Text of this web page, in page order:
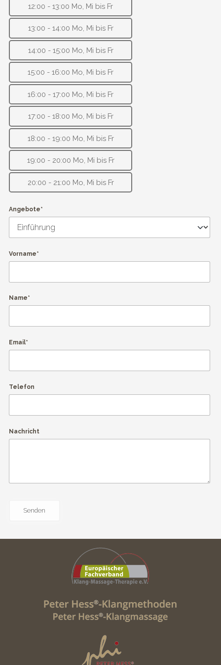
12:00 - 13:00 Mo, Mi bis Fr
13:00 - 14:00 Mo, Mi bis Fr
14:00 - 15:00 Mo, Mi bis Fr
15:00 - 16:00 Mo, Mi bis Fr
16:00 - 17:00 Mo, Mi bis Fr
17:00 - 18:00 Mo, Mi bis Fr
18:00 - 19:00 Mo, Mi bis Fr
19:00 - 20:00 Mo, Mi bis Fr
20:00 - 21:00 Mo, Mi bis Fr
Angebote*
Vorname*
Name*
Email*
Telefon
Nachricht
Senden